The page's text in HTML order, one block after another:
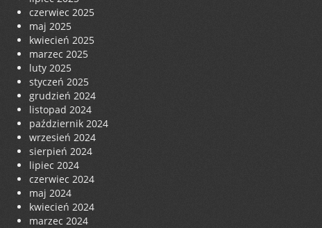
czerwiec 2025
maj 2025
kwiecień 2025
marzec 2025
luty 2025
styczeń 2025
grudzień 2024
listopad 2024
październik 2024
wrzesień 2024
sierpień 2024
lipiec 2024
czerwiec 2024
maj 2024
kwiecień 2024
marzec 2024